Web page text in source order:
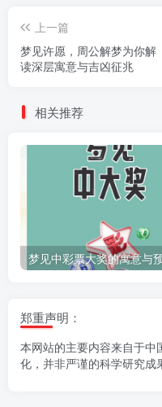
上一篇
梦见许愿，周公解梦为你解
读深层寓意与吉凶征兆
相关推荐
郑重声明：
本网站的主要内容来自于中
化，并非严谨的科学研究成